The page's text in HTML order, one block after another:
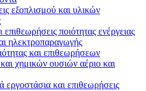
εξοπλισμού και υλικών
ποιότητας ενέργειας
ηλεκτροπαραγωγής
και επιθεωρήσεων
χημικών ουσιών αέριο και
εργοστάσια και επιθεωρήσεις